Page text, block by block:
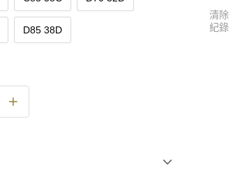
D85 38D
清除
紀錄